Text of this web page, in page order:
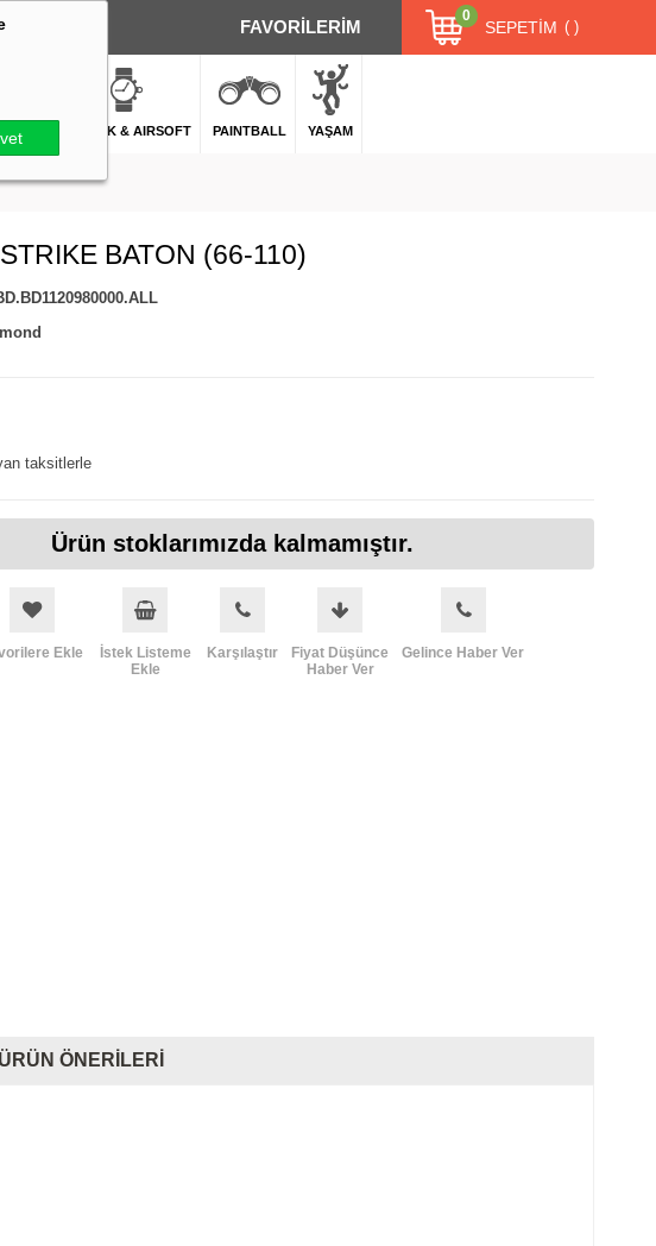
FAVORİLERİM SEPETIM
0
ATICILIK & AIRSOFT PAINTBALL YAŞAM
BATON (66-110)
taksitlerle
Ürün stoklarımızda kalmamıştır.
Ekle
İstek Listeme
Ekle
Karşılaştır
Fiyat Düşünce
Haber Ver
Gelince Haber Ver
ÜRÜN ÖNERILERI